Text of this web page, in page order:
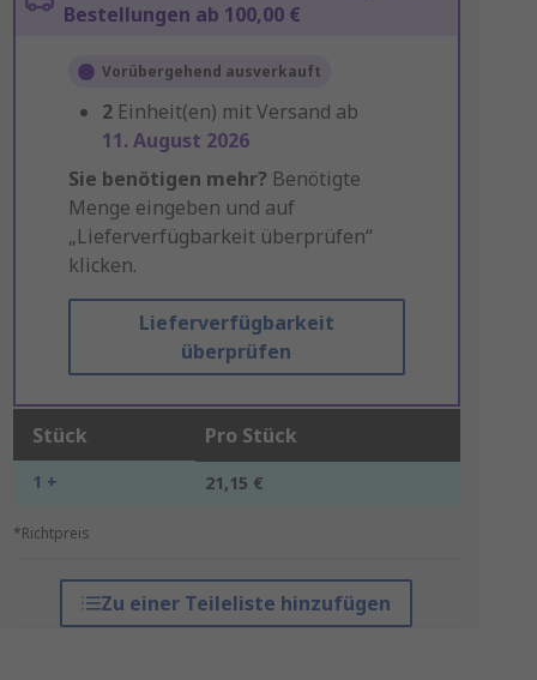
Bestellungen ab 100,00 €
Vorübergehend ausverkauft
2 Einheit(en) mit Versand ab
11. August 2026
Sie benötigen mehr? Benötigte
Menge eingeben und auf
„Lieferverfügbarkeit überprüfen“
klicken.
Lieferverfügbarkeit
überprüfen
Stück Pro Stück
1 + 21,15 €
*Richtpreis
Zu einer Teileliste hinzufügen